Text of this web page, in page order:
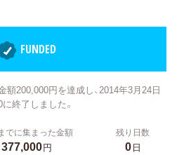
FUNDED
額200,000円を達成し、2014年3月24日
終了しました。
でに集まった金額
377,000円
残り日数
0日